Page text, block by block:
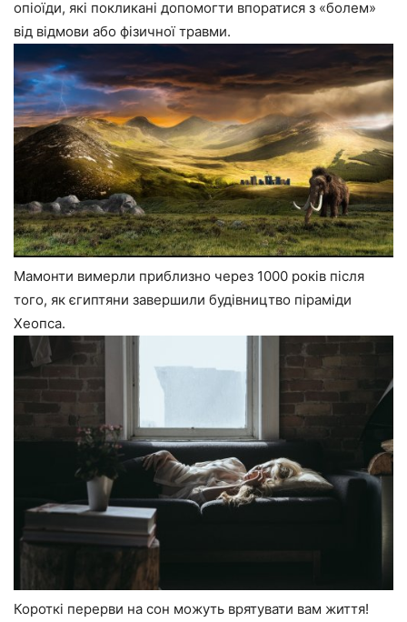
опіоїди, які покликані допомогти впоратися з «болем»
від відмови або фізичної травми.
Мамонти вимерли приблизно через 1000 років після
того, як єгиптяни завершили будівництво піраміди
Хеопса.
Короткі перерви на сон можуть врятувати вам життя!